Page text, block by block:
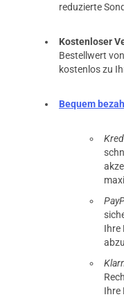
reduzierte
Kostenloser
Bestellwert
kostenlos zu
Bequem
Ihre
Ihre